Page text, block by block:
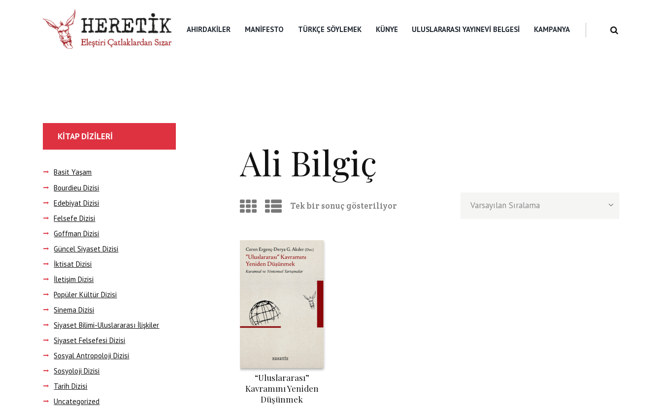
AHIRDAKILER MANIFESTO TÜRKÇE SÖYLEMEK KÜNYE ULUSLARARASI YAYINEVI BELGESI KAMPANYA
Ali Bilgiç
Tek bir sonuç gösteriliyor
“Uluslararası”
Kavramını Yeniden
Düşünmek
KITAP DIZILERI
Basit Yaşam
Bourdieu Dizisi
Edebiyat Dizisi
Felsefe Dizisi
Goffman Dizisi
Güncel Siyaset Dizisi
İktisat Dizisi
İletişim Dizisi
Popüler Kültür Dizisi
Sinema Dizisi
Siyaset Bilimi-Uluslararası İlişkiler
Siyaset Felsefesi Dizisi
Sosyal Antropoloji Dizisi
Sosyoloji Dizisi
Tarih Dizisi
Uncategorized